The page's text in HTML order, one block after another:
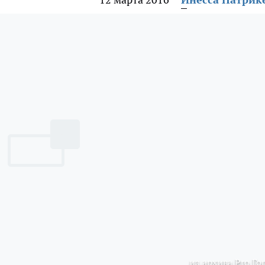
из архива Pro